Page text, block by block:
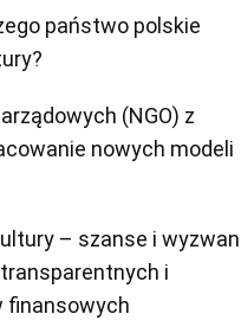
państwo polskie
(NGO) z
nowych modeli
– szanse i
i
finansowych